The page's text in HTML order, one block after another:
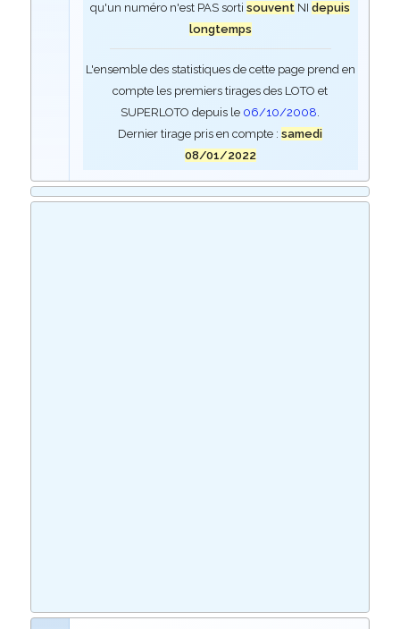
qu'un numéro n'est PAS sortisouvent NIdepuis
longtemps
L'ensemble des statistiques de cette page prend en
compte les premiers tirages des LOTO et
SUPERLOTO depuis le 06/10/2008.
Dernier tirage pris en compte :samedi
08/01/2022